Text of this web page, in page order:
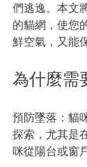
們逃逸。本文
的貓網，使您
鮮空氣，又能
為什麼需
預防墜落：貓
探索，尤其是
咪從陽台或窗